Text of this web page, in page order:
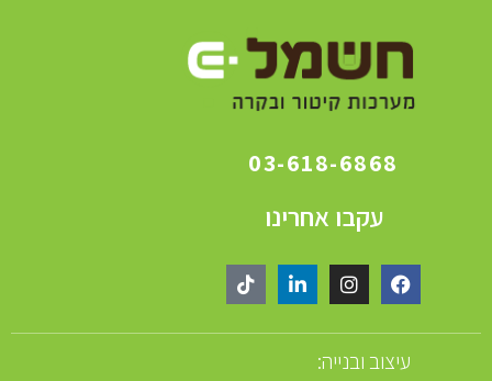
03-618-6868
עקבו אחרינו
עיצוב ובנייה: